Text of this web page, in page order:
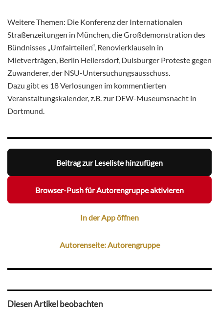
Weitere Themen: Die Konferenz der Internationalen
Straßenzeitungen in München, die Großdemonstration des
Bündnisses „Umfairteilen“, Renovierklauseln in
Mietverträgen, Berlin Hellersdorf, Duisburger Proteste gegen
Zuwanderer, der NSU-Untersuchungsausschuss.
Dazu gibt es 18 Verlosungen im kommentierten
Veranstaltungskalender, z.B. zur DEW-Museumsnacht in
Dortmund.
Beitrag zur Leseliste hinzufügen
Browser-Push für Autorengruppe aktivieren
In der App öffnen
Autorenseite: Autorengruppe
Diesen Artikel beobachten